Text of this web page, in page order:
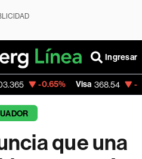
Ingresar
Visa 368.54 -0.28%
que una